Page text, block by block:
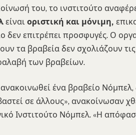
του, το ινστιτούτο
είναι οριστική και μόνιμη,
δεν επιτρέπει προσφυγές. Ο
τα βραβεία δεν σχολιάζουν
των βραβείων.
ένα βραβείο
σε άλλους», ανακοίνωσαν
Ινστιτούτο Νόμπελ. «Η